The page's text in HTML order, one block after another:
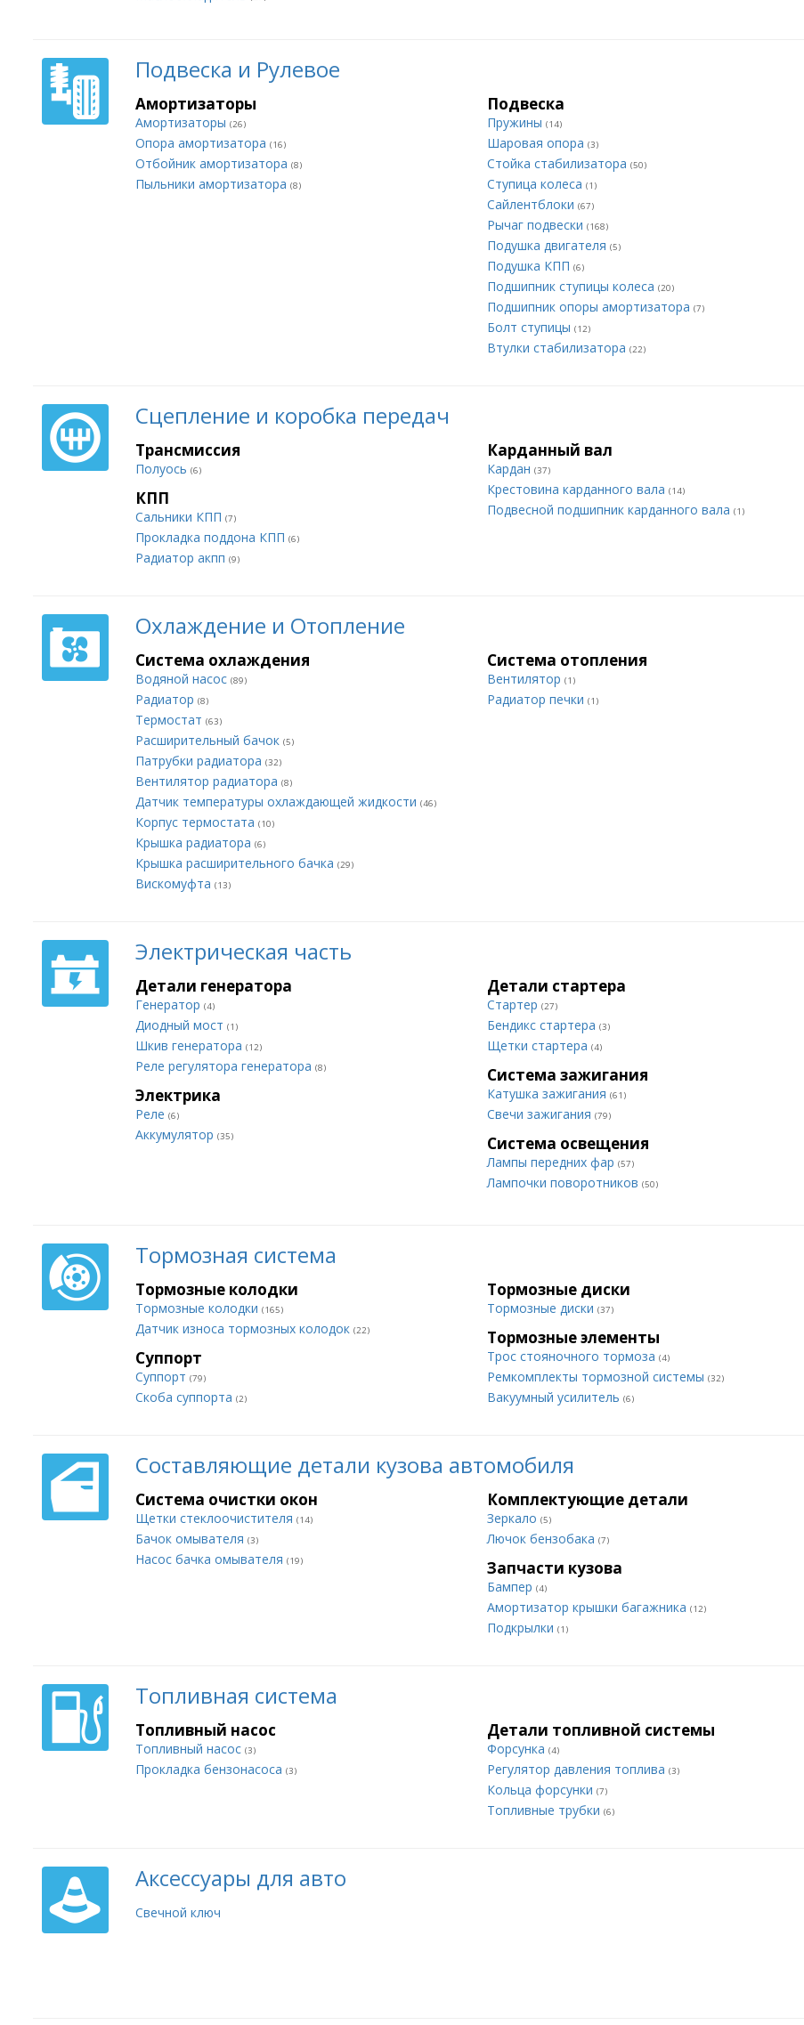
Подвеска и Рулевое
Амортизаторы
Амортизаторы (26)
Опора амортизатора (16)
Отбойник амортизатора (8)
Пыльники амортизатора (8)
Подвеска
Пружины (14)
Шаровая опора (3)
Стойка стабилизатора (50)
Ступица колеса (1)
Сайлентблоки (67)
Рычаг подвески (168)
Подушка двигателя (5)
Подушка КПП (6)
Подшипник ступицы колеса (20)
Подшипник опоры амортизатора (7)
Болт ступицы (12)
Втулки стабилизатора (22)
Сцепление и коробка передач
Трансмиссия
Полуось (6)
Карданный вал
Кардан (37)
Крестовина карданного вала (14)
Подвесной подшипник карданного вала (1)
КПП
Сальники КПП (7)
Прокладка поддона КПП (6)
Радиатор акпп (9)
Охлаждение и Отопление
Система охлаждения
Водяной насос (89)
Радиатор (8)
Термостат (63)
Расширительный бачок (5)
Патрубки радиатора (32)
Вентилятор радиатора (8)
Датчик температуры охлаждающей жидкости (46)
Корпус термостата (10)
Крышка радиатора (6)
Крышка расширительного бачка (29)
Вискомуфта (13)
Система отопления
Вентилятор (1)
Радиатор печки (1)
Электрическая часть
Детали генератора
Генератор (4)
Диодный мост (1)
Шкив генератора (12)
Реле регулятора генератора (8)
Детали стартера
Стартер (27)
Бендикс стартера (3)
Щетки стартера (4)
Система зажигания
Катушка зажигания (61)
Свечи зажигания (79)
Электрика
Реле (6)
Аккумулятор (35) Система освещения
Лампы передних фар (57)
Лампочки поворотников (50)
Тормозная система
Тормозные колодки
Тормозные колодки (165)
Датчик износа тормозных колодок (22)
Тормозные диски
Тормозные диски (37)
Тормозные элементы
Трос стояночного тормоза (4)
Ремкомплекты тормозной системы (32)
Вакуумный усилитель (6)
Суппорт
Суппорт (79)
Скоба суппорта (2)
Составляющие детали кузова автомобиля
Система очистки окон
Щетки стеклоочистителя (14)
Бачок омывателя (3)
Насос бачка омывателя (19)
Комплектующие детали
Зеркало (5)
Лючок бензобака (7)
Запчасти кузова
Бампер (4)
Амортизатор крышки багажника (12)
Подкрылки (1)
Топливная система
Топливный насос
Топливный насос (3)
Прокладка бензонасоса (3)
Детали топливной системы
Форсунка (4)
Регулятор давления топлива (3)
Кольца форсунки (7)
Топливные трубки (6)
Аксессуары для авто
Свечной ключ